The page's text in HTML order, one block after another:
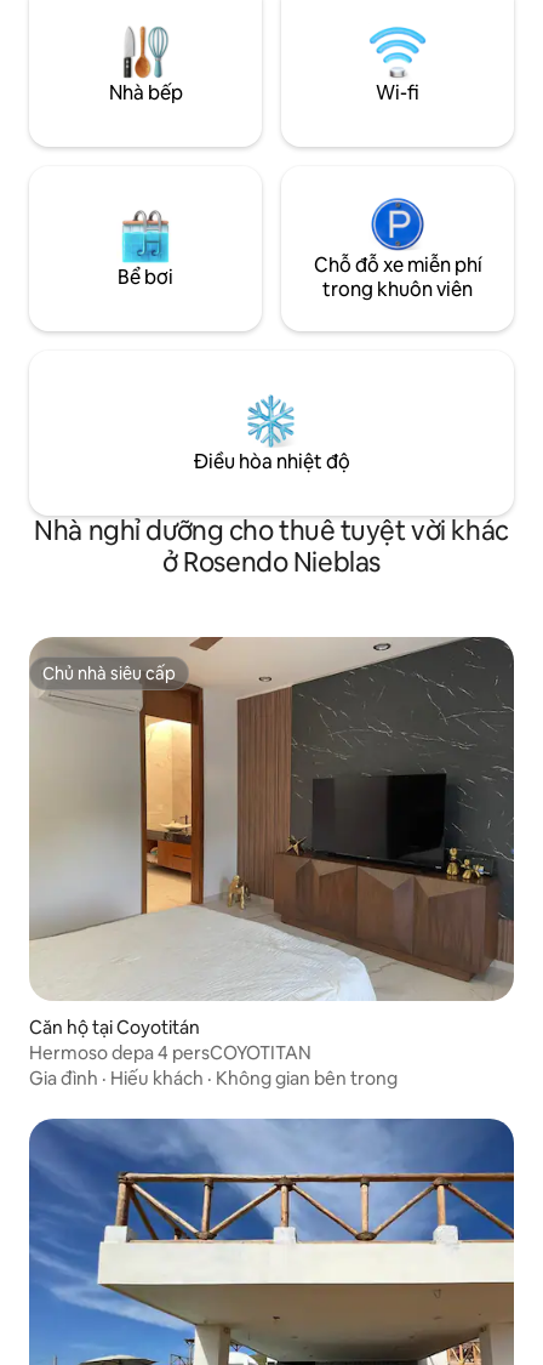
cho 2 xe đẩy
Nhà bếp Wi-fi
Bể bơi
Chỗ đỗ xe miễn phí
trong khuôn viên
Điều hòa nhiệt độ
Nhà nghỉ dưỡng cho thuê tuyệt vời khác
ở Rosendo Nieblas
Chủ nhà siêu cấp
Chủ nhà siêu cấp
Căn hộ tại Coyotitán
Hermoso depa 4 persCOYOTITAN
Gia đình · Hiếu khách · Không gian bên trong